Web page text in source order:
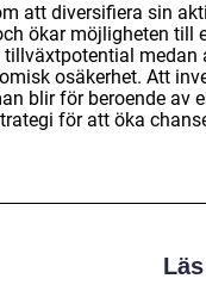
att diversifiera sin
ökar möjligheten till
tillväxtpotential medan
osäkerhet. Att
blir för beroende av
för att öka